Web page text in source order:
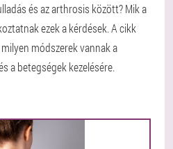
és az arthrosis között? Mik a
ezek a kérdések. A cikk
módszerek vannak a
a betegségek kezelésére.